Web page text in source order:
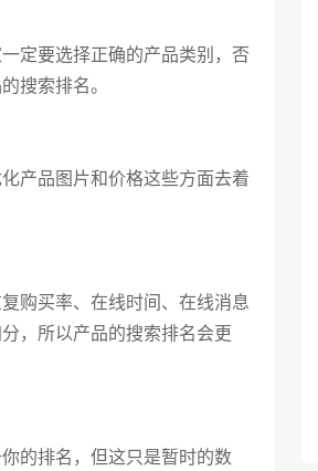
定要选择正确的产品类别，否
搜索排名。
产品图片和价格这些方面去着
购买率、在线时间、在线消息
，所以产品的搜索排名会更
的排名，但这只是暂时的数